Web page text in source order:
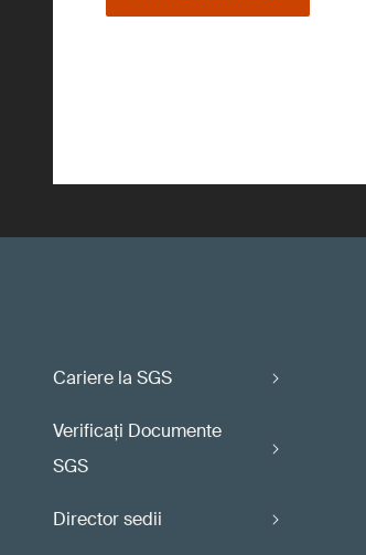
Cariere la SGS
Verificaţi Documente
SGS
Director sedii